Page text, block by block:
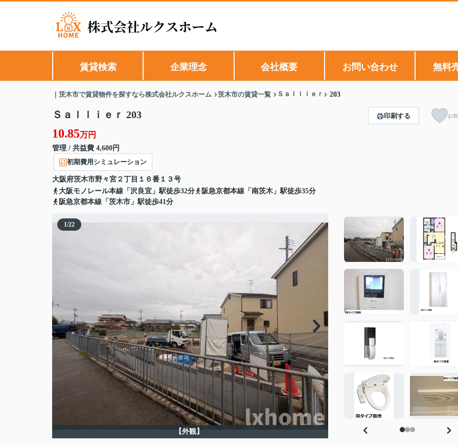
賃貸検索 企業理念 会社概要 お問い合わせ 無料
｜茨木市で賃貸物件を探すなら株式会社ルクスホーム 茨木市の賃貸一覧 Ｓａｌｌｉｅｒ 203
Ｓａｌｌｉｅｒ 203
10.85万円
管理 / 共益費 4,600円
初期費用シミュレーション
大阪府茨木市野々宮 ２丁目１６番１３号
大阪モノレール本線「沢良宜」駅徒歩32分
阪急京都本線「南茨木」駅徒歩35分
阪急京都本線「茨木市」駅徒歩41分
印刷する お
1/22
【外観】